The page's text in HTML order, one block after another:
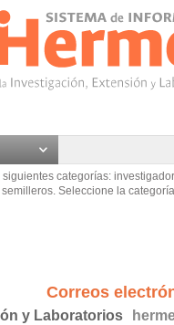
categorías:
Seleccione la
Correos
y Laboratorios